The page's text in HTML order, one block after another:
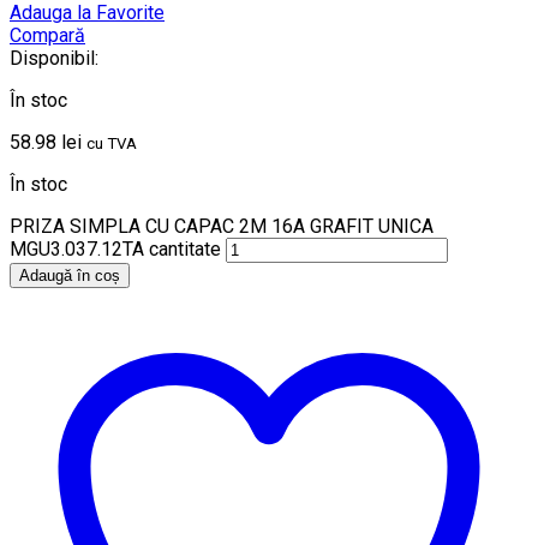
Adauga la Favorite
Compară
Disponibil:
În stoc
58.98 lei cu TVA
În stoc
PRIZA SIMPLA CU CAPAC 2M 16A GRAFIT UNICA
MGU3.037.12TA cantitate
Adaugă în coș